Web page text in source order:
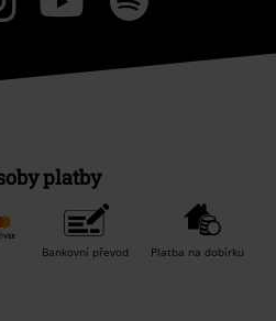
platby
Bankovní převod Platba na dobírku